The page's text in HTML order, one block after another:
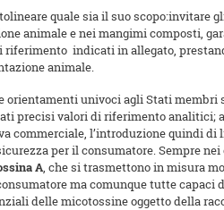
quale sia il suo scopo:invitare
animale e nei mangimi composti,
indicati in allegato,
animale.
orientamenti univoci agli Stati
precisi valori di riferimento
l’introduzione quindi
per il consumatore. Sempre
A, che si trasmettono in misura
ma comunque tutte capaci
delle micotossine oggetto della